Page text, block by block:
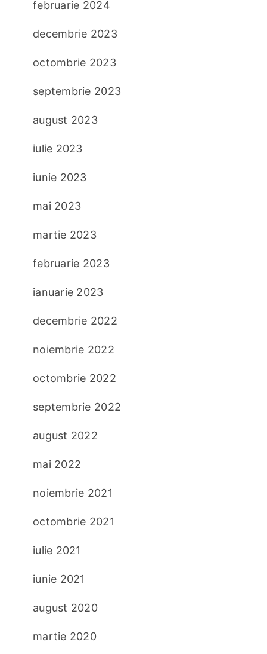
februarie 2024
decembrie 2023
octombrie 2023
septembrie 2023
august 2023
iulie 2023
iunie 2023
mai 2023
martie 2023
februarie 2023
ianuarie 2023
decembrie 2022
noiembrie 2022
octombrie 2022
septembrie 2022
august 2022
mai 2022
noiembrie 2021
octombrie 2021
iulie 2021
iunie 2021
august 2020
martie 2020